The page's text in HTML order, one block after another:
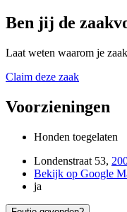
Ben jij de
Laat weten waarom je
Claim deze zaak
Voorzieningen
Honden toegelaten
Londenstraat 53,
Bekijk op Google
ja